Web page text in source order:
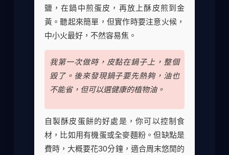
鹽，在鍋中煎蛋皮，再放上酥皮煎到金
黃。聽起來簡單，但實作時要注意火候，
中小火最好，不然容易焦。
我第一次做時，皮黏在鍋子上，整個
毀了。後來發現鍋子要先熱夠，油也
不能省，但可以選健康的植物油。
自製酥皮蛋餅的好處是，你可以控制食
材，比如用有機蛋或全麥麵粉。但缺點是
費時，大概要花30分鐘，適合周末悠閒的